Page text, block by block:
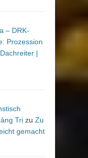
– DRK-
Prozession
|
Trị zu Zu
gemacht